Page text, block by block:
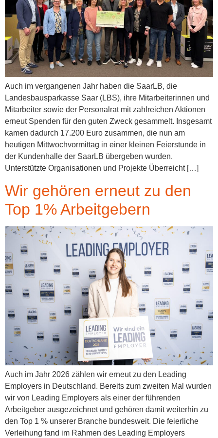
Auch im vergangenen Jahr haben die SaarLB, die
Landesbausparkasse Saar (LBS), ihre Mitarbeiterinnen und
Mitarbeiter sowie der Personalrat mit zahlreichen Aktionen
erneut Spenden für den guten Zweck gesammelt. Insgesamt
kamen dadurch 17.200 Euro zusammen, die nun am
heutigen Mittwochvormittag in einer kleinen Feierstunde in
der Kundenhalle der SaarLB übergeben wurden.
Unterstützte Organisationen und Projekte Überreicht […]
Wir gehören erneut zu den
Top 1% Arbeitgebern
Auch im Jahr 2026 zählen wir erneut zu den Leading
Employers in Deutschland. Bereits zum zweiten Mal wurden
wir von Leading Employers als einer der führenden
Arbeitgeber ausgezeichnet und gehören damit weiterhin zu
den Top 1 % unserer Branche bundesweit. Die feierliche
Verleihung fand im Rahmen des Leading Employers